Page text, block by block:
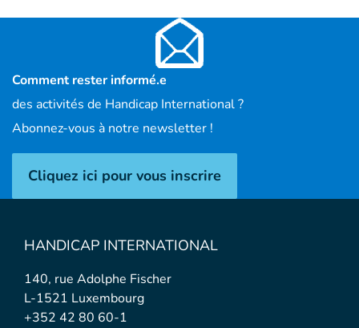
Comment rester informé.e
des activités de Handicap International ?
Abonnez-vous à notre newsletter !
Cliquez ici pour vous inscrire
HANDICAP INTERNATIONAL
140, rue Adolphe Fischer
L-1521 Luxembourg
+352 42 80 60-1